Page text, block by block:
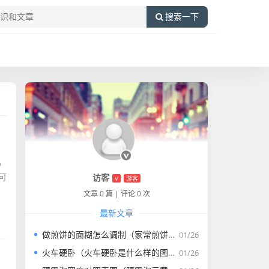
搜索一下
访客 V 游客
文章 0 篇 | 评论 0 次
最新文章
01/26
做煎饼的面糊怎么调制（家常煎饼的面糊怎么调）
01/26
火车硬卧（火车硬卧是什么样的图片）